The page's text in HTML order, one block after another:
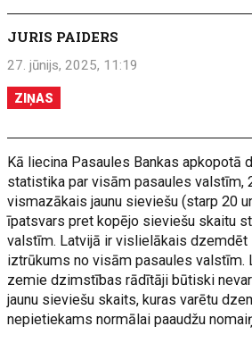
JURIS PAIDERS
27. jūnijs, 2025, 11:19
ZIŅAS
Kā liecina Pasaules Bankas apkopotā
statistika par visām pasaules valstīm,
vismazākais jaunu sieviešu (starp 20
īpatsvars pret kopējo sieviešu skaitu
valstīm. Latvijā ir vislielākais dzemdēt
iztrūkums no visām pasaules valstīm.
zemie dzimstības rādītāji būtiski
jaunu sieviešu skaits, kuras varētu
nepietiekams normālai paaudžu